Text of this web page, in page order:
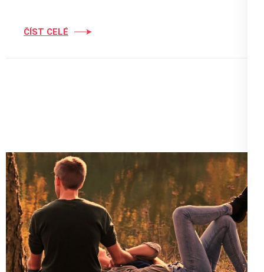
ČÍST CELÉ